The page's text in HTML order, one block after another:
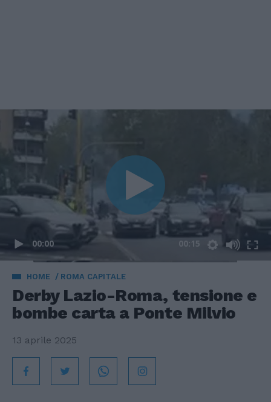
00:00 00:15
HOME ROMA CAPITALE
Derby Lazio-Roma, tensione e
bombe carta a Ponte Milvio
13 aprile 2025